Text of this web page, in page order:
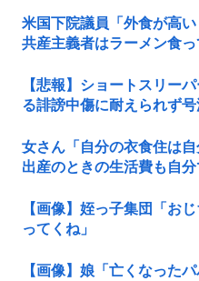
米国下院議員「外食が高
共産主義者はラーメン食
【悲報】ショートスリー
る誹謗中傷に耐えられず
女さん「自分の衣食住は
出産のときの生活費も自
【画像】姪っ子集団「お
ってくね」
【画像】娘「亡くなった